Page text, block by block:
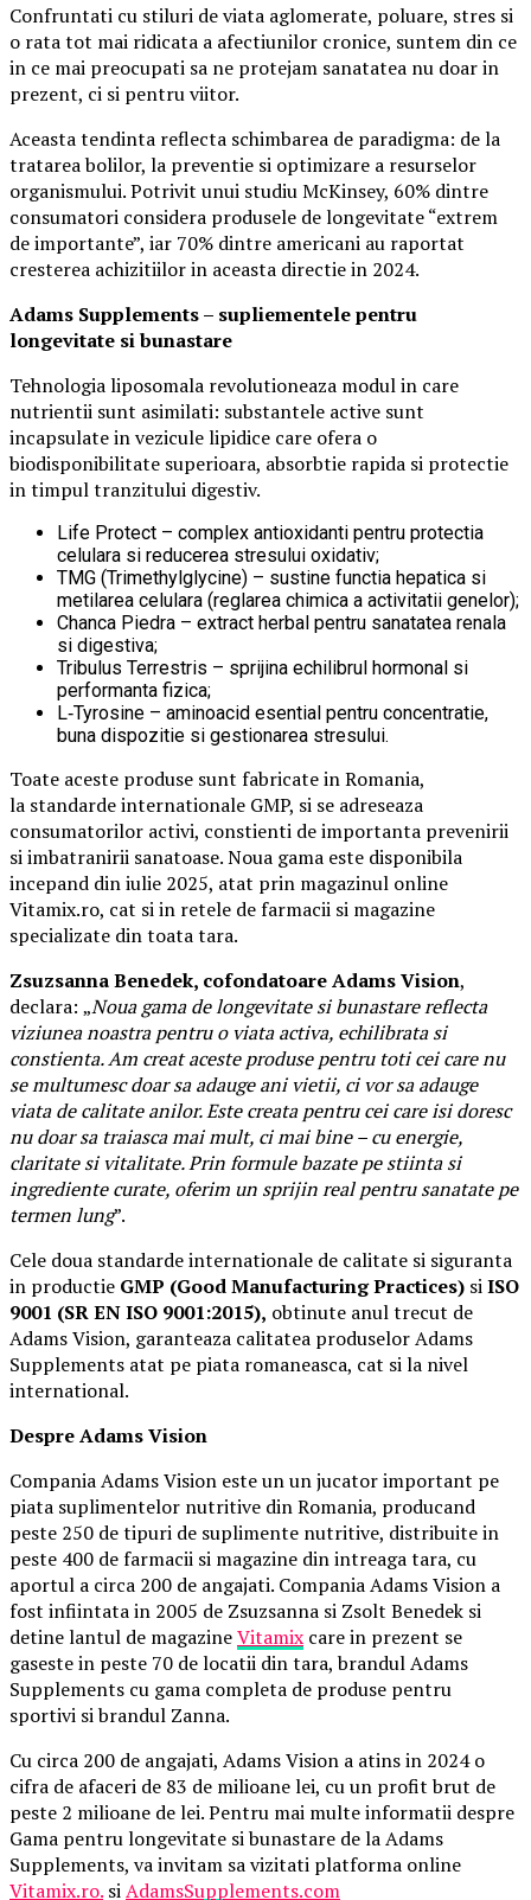
Confruntati cu stiluri de viata aglomerate, poluare, stres si
o rata tot mai ridicata a afectiunilor cronice, suntem din ce
in ce mai preocupati sa ne protejam sanatatea nu doar in
prezent, ci si pentru viitor.
Aceasta tendinta reflecta schimbarea de paradigma: de la
tratarea bolilor, la preventie si optimizare a resurselor
organismului. Potrivit unui studiu McKinsey, 60% dintre
consumatori considera produsele de longevitate “extrem
de importante”, iar 70% dintre americani au raportat
cresterea achizitiilor in aceasta directie in 2024.
Adams Supplements – supliementelepentru
longevitate si bunastare
Tehnologia liposomala revolutioneaza modul in care
nutrientii sunt asimilati: substantele active sunt
incapsulate in vezicule lipidice care ofera o
biodisponibilitate superioara, absorbtie rapida si protectie
in timpul tranzitului digestiv.
Life Protect – complex antioxidanti pentru protectia
celulara si reducerea stresului oxidativ;
TMG (Trimethylglycine) – sustine functia hepatica si
metilarea celulara (reglarea chimica a activitatii genelor);
Chanca Piedra – extract herbal pentru sanatatea renala
si digestiva;
Tribulus Terrestris – sprijina echilibrul hormonal si
performanta fizica;
L‑Tyrosine – aminoacid esential pentru concentratie,
buna dispozitie si gestionarea stresului.
Toate aceste produse sunt fabricate in Romania,
la standarde internationale GMP, si se adreseaza
consumatorilor activi, constienti de importanta prevenirii
si imbatranirii sanatoase. Noua gama este disponibila
incepand din iulie 2025, atat prin magazinul online
Vitamix.ro, cat si in retele de farmacii si magazine
specializate din toata tara.
Zsuzsanna Benedek, cofondatoare Adams Vision,
declara: „Noua gama de longevitate si bunastare reflecta
viziunea noastra pentru o viata activa, echilibrata si
constienta. Am creat aceste produse pentru toti cei care nu
se multumesc doar sa adauge ani vietii, ci vor sa adauge
viata de calitate anilor. Este creata pentru cei care isi doresc
nu doar sa traiasca mai mult, ci mai bine – cu energie,
claritate si vitalitate. Prin formule bazate pe stiinta si
ingrediente curate, oferim un sprijin real pentru sanatate pe
termen lung”.
Cele doua standarde internationale de calitate si siguranta
in productie GMP (Good Manufacturing Practices) siISO
9001 (SR EN ISO 9001:2015), obtinute anul trecut de
Adams Vision, garanteaza calitatea produselor Adams
Supplements atat pe piata romaneasca, cat si la nivel
international.
Despre Adams Vision
Compania Adams Vision este un un jucator important pe
piata suplimentelor nutritive din Romania, producand
peste 250 de tipuri de suplimente nutritive, distribuite in
peste 400 de farmacii si magazine din intreaga tara, cu
aportul a circa 200 de angajati. Compania Adams Vision a
fost infiintata in 2005 de Zsuzsanna si Zsolt Benedek si
detine lantul de magazineVitamix care in prezent se
gaseste in peste 70 de locatii din tara, brandul Adams
Supplements cu gama completa de produse pentru
sportivi si brandul Zanna.
Cu circa 200 de angajati, Adams Vision a atins in 2024 o
cifra de afaceri de 83 de milioane lei, cu un profit brut de
peste 2 milioane de lei. Pentru mai multe informatii despre
Gama pentru longevitate si bunastare de la Adams
Supplements, va invitam sa vizitati platforma online
Vitamix.ro. siAdamsSupplements.com